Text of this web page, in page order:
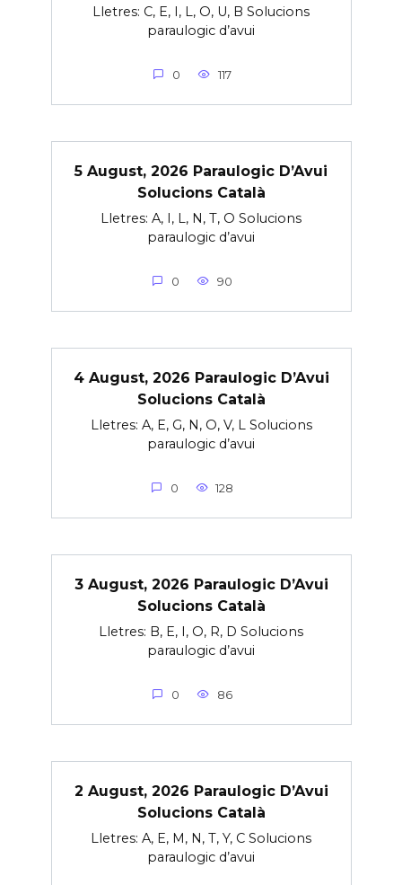
Lletres: C, E, I, L, O, U, B Solucions
paraulogic d’avui
0 117
5 August, 2026 Paraulogic D’Avui
Solucions Català
Lletres: A, I, L, N, T, O Solucions
paraulogic d’avui
0 90
4 August, 2026 Paraulogic D’Avui
Solucions Català
Lletres: A, E, G, N, O, V, L Solucions
paraulogic d’avui
0 128
3 August, 2026 Paraulogic D’Avui
Solucions Català
Lletres: B, E, I, O, R, D Solucions
paraulogic d’avui
0 86
2 August, 2026 Paraulogic D’Avui
Solucions Català
Lletres: A, E, M, N, T, Y, C Solucions
paraulogic d’avui